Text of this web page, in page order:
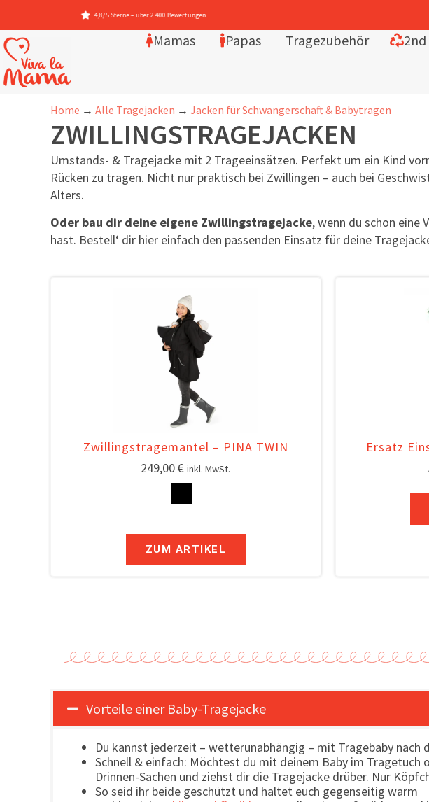
Mamas Papas Tragezubehör 2nd
Home → Alle Tragejacken → Jacken für Schwangerschaft & Babytragen
ZWILLINGSTRAGEJACKEN
Umstands- & Tragejacke mit 2 Trageeinsätzen. Perfekt um ein Kind
Rücken zu tragen. Nicht nur praktisch bei Zwillingen – auch bei
Alters.
Oder bau dir deine eigene Zwillingstragejacke, wenn du schon eine
hast. Bestell‘ dir hier einfach den passenden Einsatz für deine
Zwillingstragemantel – PINA TWIN
249,00€ inkl. MwSt.
ZUM ARTIKEL
Ersatz
Vorteile einer Baby-Tragejacke
Du kannst jederzeit – wetterunabhängig – mit Tragebaby nach
Schnell & einfach: Möchtest du mit deinem Baby im Tragetuch
Drinnen-Sachen und ziehst dir die Tragejacke drüber. Nur
So seid ihr beide geschützt und haltet euch gegenseitig warm